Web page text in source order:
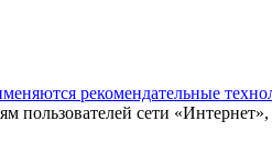
рекомендательные
пользователей сети